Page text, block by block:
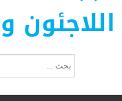
اللاجئون
ت
ب